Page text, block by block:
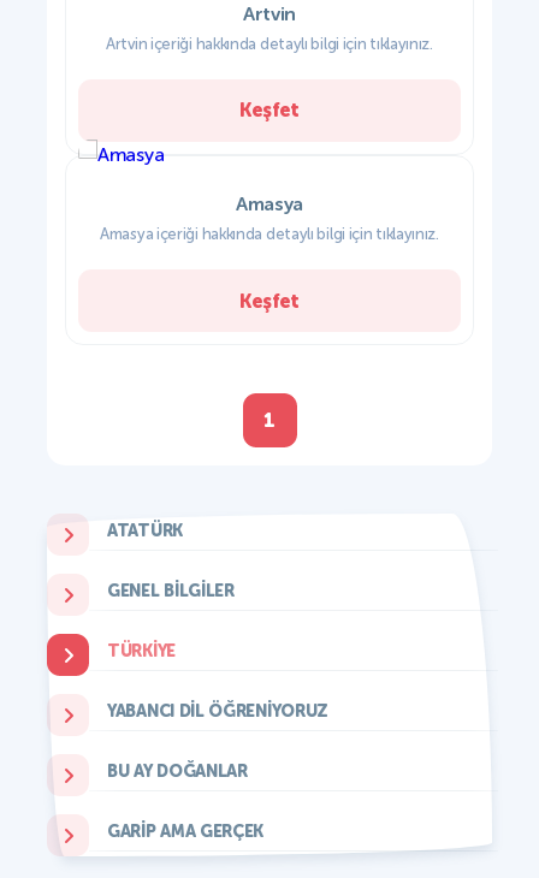
ATATÜRK
GENEL BILGILER
TÜRKIYE
YABANCI DIL ÖĞRENIYORUZ
BU AY DOĞANLAR
GARIP AMA GERÇEK
Artvin
Artvin içeriği hakkında detaylı bilgi için tıklayınız.
Keşfet
Amasya
Amasya içeriği hakkında detaylı bilgi için tıklayınız.
Keşfet
1